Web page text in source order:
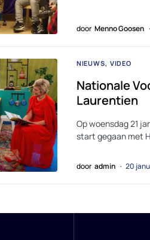
door Menno Goosen
NIEUWS VIDEO
Nationale
Laurentien
Op woensdag 21
start gegaan met
door admin 20